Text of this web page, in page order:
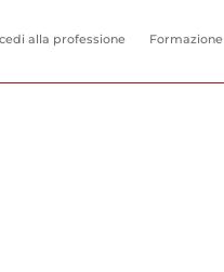
alla professione Formazione